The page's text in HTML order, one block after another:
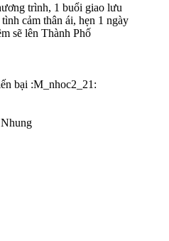
trình, 1 buổi giao lưu
cảm thân ái, hẹn 1 ngày
sẽ lên Thành Phố
bại :M_nhoc2_21: